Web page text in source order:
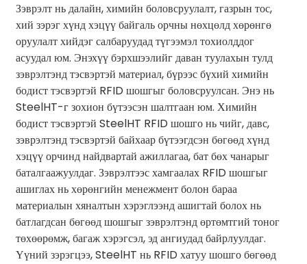
Зэврэлт нь далайн, химийн боловсруулалт, газрын тос,
хий зэрэг хүнд хэцүү байгаль орчны нөхцөлд хөрөнгө
оруулалт хийдэг салбаруудад түгээмэл тохиолддог
асуудал юм. Энэхүү бэрхшээлийг даван туулахын тулд
зэврэлтэнд тэсвэртэй материал, бүрээс бүхий химийн
бодист тэсвэртэй RFID шошгыг боловсруулсан. Энэ нь
SteelHT-г зохион бүтээсэн шалтгаан юм. Химийн
бодист тэсвэртэй SteelHT RFID шошго нь чийг, давс,
зэврэлтэнд тэсвэртэй байхаар бүтээгдсэн бөгөөд хүнд
хэцүү орчинд найдвартай ажиллагаа, бат бөх чанарыг
баталгаажуулдаг. Зэврэлтээс хамгаалах RFID шошгыг
ашиглах нь хөрөнгийн менежмент болон бараа
материалын хяналтын хэрэглээнд ашигтай болох нь
батлагдсан бөгөөд шошгыг зэврэлтэнд өртөмтгий тоног
төхөөрөмж, багаж хэрэгсэл, эд ангиудад байрлуулдаг.
Үүний зэрэгцээ, SteelHT нь RFID хатуу шошго бөгөөд